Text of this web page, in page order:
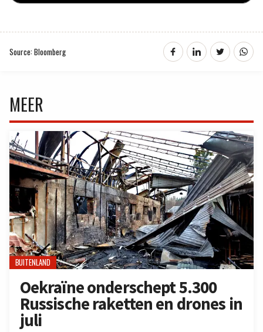
Source: Bloomberg
MEER
BUITENLAND
Oekraïne onderschept 5.300
Russische raketten en drones in
juli